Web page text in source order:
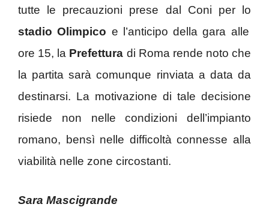
tutte le precauzioni prese dal Coni per lo
stadio Olimpico e l’anticipo della gara alle
ore 15, la Prefettura di Roma rende noto che
la partita sarà comunque rinviata a data da
destinarsi. La motivazione di tale decisione
risiede non nelle condizioni dell’impianto
romano, bensì nelle difficoltà connesse alla
viabilità nelle zone circostanti.
Sara Mascigrande